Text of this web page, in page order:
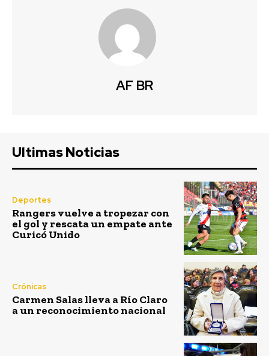
AF BR
Ultimas Noticias
Deportes
Rangers vuelve a tropezar con
el gol y rescata un empate ante
Curicó Unido
Crónicas
Carmen Salas lleva a Río Claro
a un reconocimiento nacional